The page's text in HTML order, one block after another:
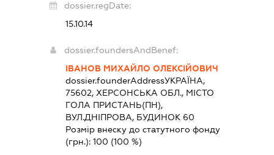
dossier.regDate:
15.10.14
dossier.foundersAndBenef:
ІВАНОВ МИХАЙЛО ОЛЕКСІЙОВИЧ
dossier.founderAddressУКРАЇНА,
75602, ХЕРСОНСЬКА ОБЛ., МІСТО
ГОЛА ПРИСТАНЬ(ПН),
ВУЛ.ДНІПРОВА, БУДИНОК 60
Розмір внеску до статутного фонду
(грн.):100 (100 %)